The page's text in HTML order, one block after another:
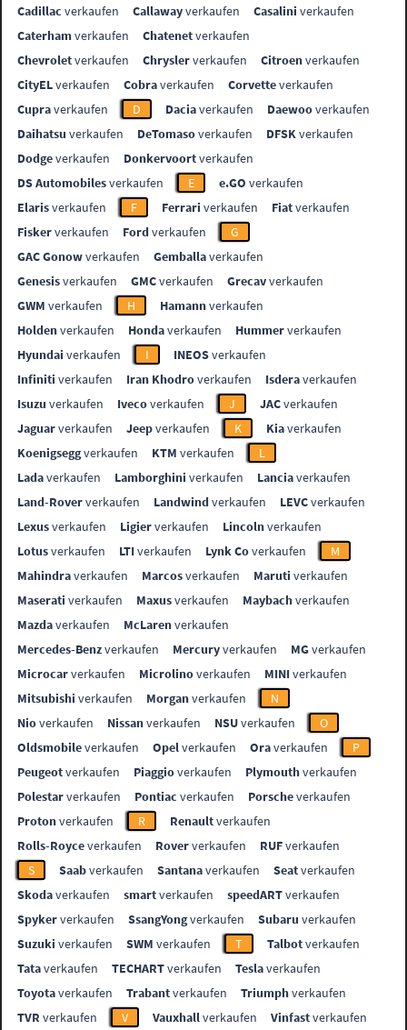
Cadillac verkaufen Callawayverkaufen Casalini verkaufen
Caterhamverkaufen Chatenetverkaufen
Chevroletverkaufen Chryslerverkaufen Citroenverkaufen
CityELverkaufen Cobraverkaufen Corvetteverkaufen
Cupraverkaufen D Daciaverkaufen Daewooverkaufen
Daihatsu verkaufen DeTomasoverkaufen DFSKverkaufen
Dodgeverkaufen Donkervoortverkaufen
DS Automobilesverkaufen E e.GO verkaufen
Elarisverkaufen F Ferrari verkaufen Fiatverkaufen
Fiskerverkaufen Fordverkaufen
G
GAC Gonowverkaufen Gemballaverkaufen
Genesisverkaufen GMCverkaufen Grecavverkaufen
GWM verkaufen H Hamannverkaufen
Holdenverkaufen Hondaverkaufen Hummerverkaufen
Hyundai verkaufen I INEOSverkaufen
Infiniti verkaufen Iran Khodroverkaufen Isderaverkaufen
Isuzu verkaufen Ivecoverkaufen J JACverkaufen
Jaguarverkaufen Jeepverkaufen K Kiaverkaufen
Koenigseggverkaufen KTM verkaufen
L
Ladaverkaufen Lamborghini verkaufen Lanciaverkaufen
Land-Roververkaufen Landwindverkaufen LEVCverkaufen
Lexusverkaufen Ligierverkaufen Lincolnverkaufen
Lotusverkaufen LTIverkaufen Lynk Coverkaufen
M
Mahindraverkaufen Marcosverkaufen Maruti verkaufen
Maserati verkaufen Maxusverkaufen Maybachverkaufen
Mazdaverkaufen McLarenverkaufen
Mercedes-Benzverkaufen Mercuryverkaufen MGverkaufen
Microcarverkaufen Microlinoverkaufen MINIverkaufen
Mitsubishi verkaufen Morganverkaufen
N
Nioverkaufen Nissanverkaufen NSUverkaufen
O
Oldsmobileverkaufen Opelverkaufen Oraverkaufen
P
Peugeotverkaufen Piaggioverkaufen Plymouthverkaufen
Polestarverkaufen Pontiac verkaufen Porscheverkaufen
Protonverkaufen R Renaultverkaufen
Rolls-Royceverkaufen Roververkaufen RUFverkaufen
S
Saabverkaufen Santanaverkaufen Seatverkaufen
Skodaverkaufen smartverkaufen speedARTverkaufen
Spykerverkaufen SsangYongverkaufen Subaru verkaufen
Suzuki verkaufen SWM verkaufen T Talbotverkaufen
Tataverkaufen TECHARTverkaufen Teslaverkaufen
Toyotaverkaufen Trabantverkaufen Triumphverkaufen
TVR verkaufen V Vauxhallverkaufen Vinfastverkaufen